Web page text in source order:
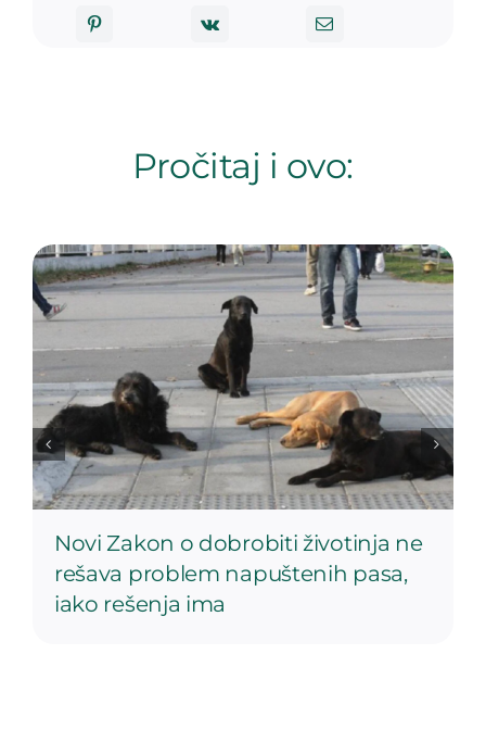
Pročitaj i ovo:
Novi Zakon o dobrobiti životinja ne
rešava problem napuštenih pasa,
iako rešenja ima